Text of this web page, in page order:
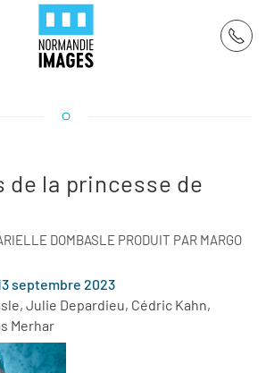
de la princesse de
DOMBASLE PRODUIT PAR MARGO
septembre 2023
Julie Depardieu, Cédric Kahn,
Merhar
cookies